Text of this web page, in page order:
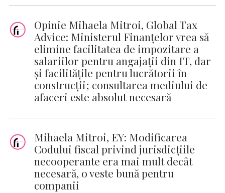
Opinie Mihaela Mitroi, Global Tax
Advice: Ministerul Finanțelor vrea să
elimine facilitatea de impozitare a
salariilor pentru angajații din IT, dar
și facilitățile pentru lucrătorii în
construcții; consultarea mediului de
afaceri este absolut necesară
Mihaela Mitroi, EY: Modificarea
Codului fiscal privind jurisdicţiile
necooperante era mai mult decât
necesară, o veste bună pentru
companii